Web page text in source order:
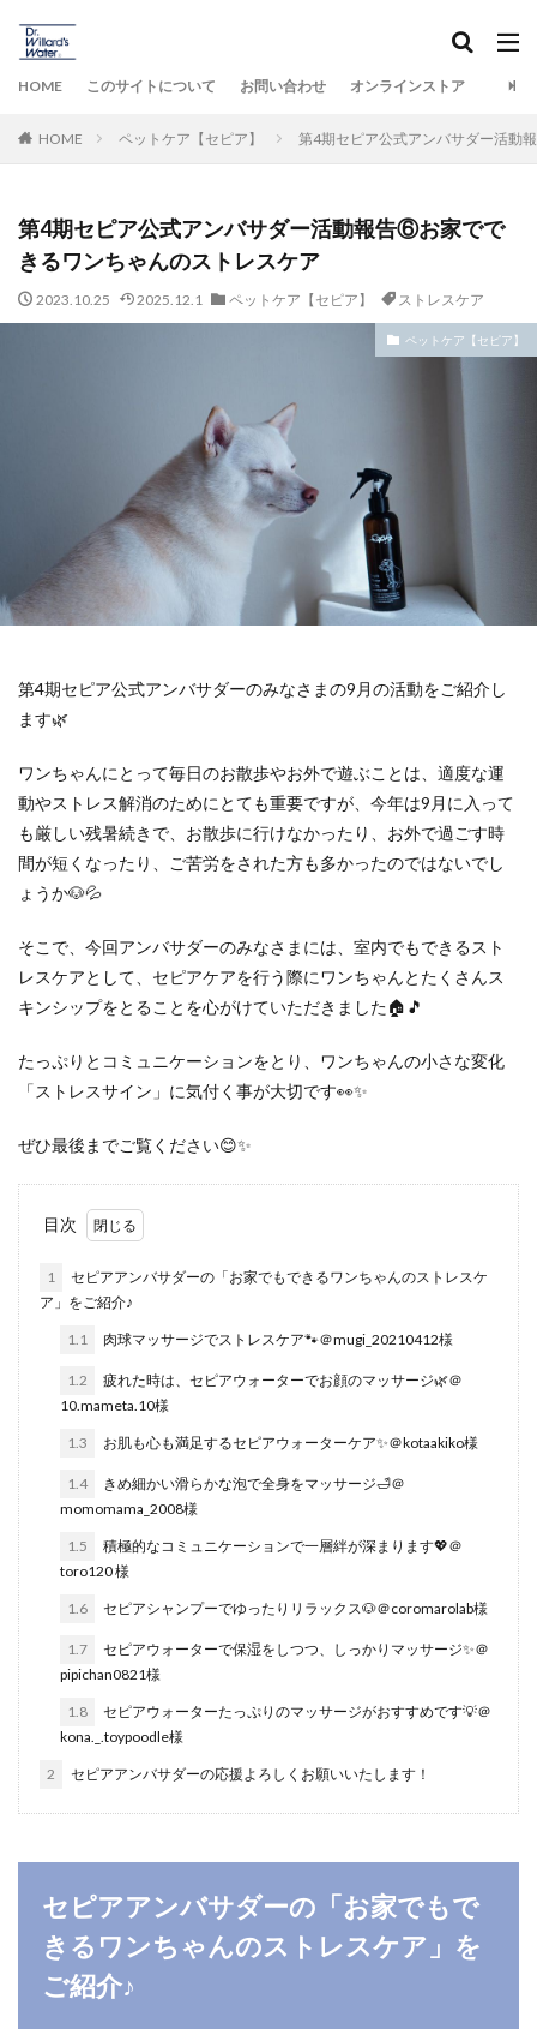
HOME このサイトについて お問い合わせ オンラインストア
HOME ペットケア【セピア】 第4期セピア公式アンバサダー活動
第4期セピア公式アンバサダー活動報告⑥お家でで
きるワンちゃんのストレスケア
2023.10.25 2025.12.1 ペットケア【セピア】 ストレスケア
ペットケア【セピア】
第4期セピア公式アンバサダーのみなさまの9月の活動をご紹介し
ます🌿
ワンちゃんにとって毎日のお散歩やお外で遊ぶことは、適度な運
動やストレス解消のためにとても重要ですが、今年は9月に入って
も厳しい残暑続きで、お散歩に行けなかったり、お外で過ごす時
間が短くなったり、ご苦労をされた方も多かったのではないでし
ょうか🐶💦
そこで、今回アンバサダーのみなさまには、室内でもできるスト
レスケアとして、セピアケアを行う際にワンちゃんとたくさんス
キンシップをとることを心がけていただきました🏠🎵
たっぷりとコミュニケーションをとり、ワンちゃんの小さな変化
「ストレスサイン」に気付く事が大切です👀✨
ぜひ最後までご覧ください😊✨
目次
1
セピアアンバサダーの「お家でもできるワンちゃんのストレスケ
ア」をご紹介♪
1.1 肉球マッサージでストレスケア🐾＠mugi_20210412様
1.2
疲れた時は、セピアウォーターでお顔のマッサージ🌿＠
10.mameta.10様
1.3 お肌も心も満足するセピアウォーターケア✨＠kotaakiko様
1.4
きめ細かい滑らかな泡で全身をマッサージ🛁＠
momomama_2008様
1.5
積極的なコミュニケーションで一層絆が深まります💖＠
toro120 様
1.6 セピアシャンプーでゆったりリラックス🐶＠coromarolab様
1.7
セピアウォーターで保湿をしつつ、しっかりマッサージ✨＠
pipichan0821様
1.8
セピアウォーターたっぷりのマッサージがおすすめです💡＠
kona._.toypoodle様
2 セピアアンバサダーの応援よろしくお願いいたします！
セピアアンバサダーの「お家でもで
きるワンちゃんのストレスケア」を
ご紹介♪